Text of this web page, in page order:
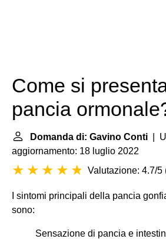
Come si
pancia
Domanda di: Gavino Conti |
aggiornamento: 18 luglio 2022
Valutazione: 4.7/5
I sintomi principali della pancia
sono:
Sensazione di pancia e